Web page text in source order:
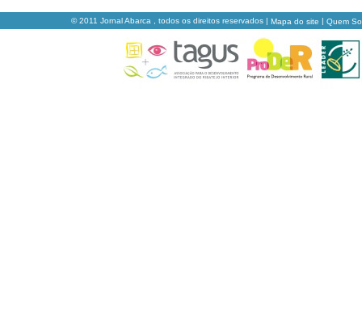
© 2011 Jornal Abarca , todos os direitos reservados | Mapa do site | Quem